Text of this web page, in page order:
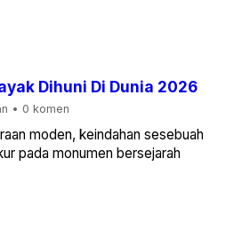
Dihuni Di Dunia 2026
• 0 komen
moden, keindahan sesebuah
pada monumen bersejarah